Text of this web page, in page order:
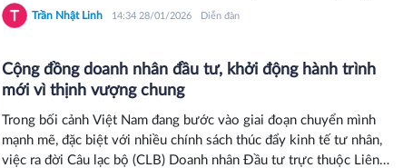
tác chiến lược. Đây là bước mở đầu cho việc hiện thực hóa quyết
tâm của hai bên trong việc đồng hành phát triển, nâng cao chất
cộng đồng.
Trần Nhật Linh 14:34 28/01/2026 Diễn đàn
Cộng đồng doanh nhân đầu tư, khởi động hành trình
mới vì thịnh vượng chung
Trong bối cảnh Việt Nam đang bước vào giai đoạn chuyển mình
mạnh mẽ, đặc biệt với nhiều chính sách thúc đẩy kinh tế tư nhân,
việc ra đời Câu lạc bộ (CLB) Doanh nhân Đầu tư trực thuộc Liên